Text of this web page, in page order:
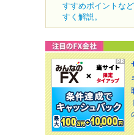
すすめポイントな
すく解説。